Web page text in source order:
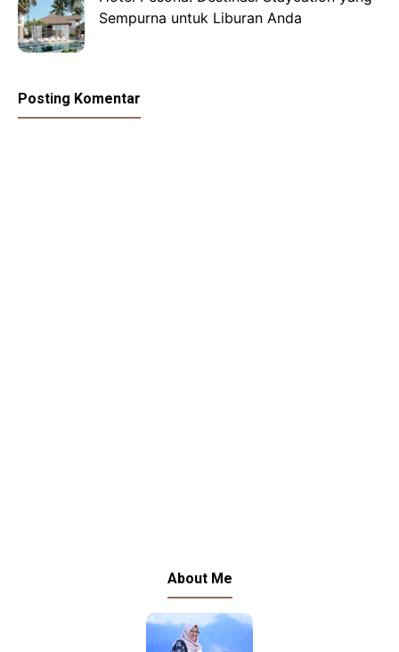
Sempurna untuk Liburan Anda
Posting Komentar
About Me